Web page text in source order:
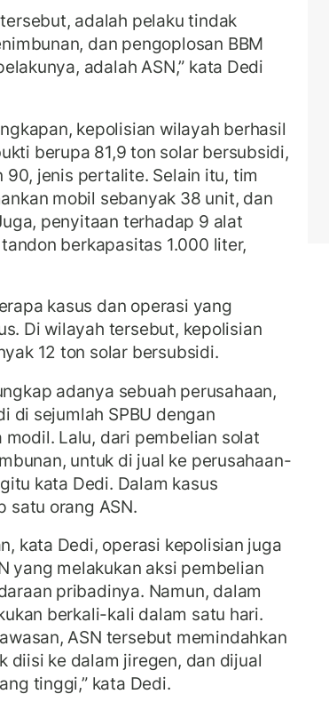
adalah pelaku tindak
dan pengoplosan BBM
adalah ASN,” kata Dedi
kepolisian wilayah berhasil
berupa 81,9 ton solar bersubsidi,
90, jenis pertalite. Selain itu, tim
mobil sebanyak 38 unit, dan
penyitaan terhadap 9 alat
berkapasitas 1.000 liter,
kasus dan operasi yang
Di wilayah tersebut, kepolisian
12 ton solar bersubsidi.
adanya sebuah perusahaan,
di sejumlah SPBU dengan
Lalu, dari pembelian solat
untuk di jual ke perusahaan-
kata Dedi. Dalam kasus
satu orang ASN.
kata Dedi, operasi kepolisian juga
yang melakukan aksi pembelian
pribadinya. Namun, dalam
berkali-kali dalam satu hari.
ASN tersebut memindahkan
diisi ke dalam jiregen, dan dijual
tinggi,” kata Dedi.